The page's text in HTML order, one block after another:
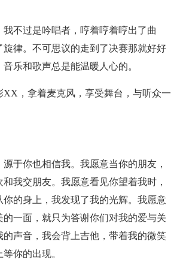
我不过是吟唱者，哼着哼着哼出了曲
律。不可思议的走到了决赛那就好好
乐和歌声总是能温暖人心的。
XX，拿着麦克风，享受舞台，与听众一
于你也相信我。我愿意当你的朋友，
我交朋友。我愿意看见你望着我时，
的身上，我发现了我的光辉。我愿意
的一面，就只为答谢你们对我的爱与关
声音，我会背上吉他，带着我的微笑
你的出现。